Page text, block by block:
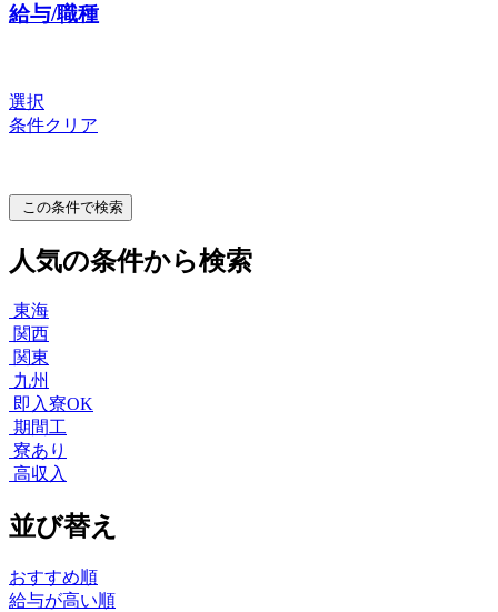
給与/職種
選択
条件クリア
この条件で検索
人気の条件から検索
東海
関西
関東
九州
即入寮OK
期間工
寮あり
高収入
並び替え
おすすめ順
給与が高い順